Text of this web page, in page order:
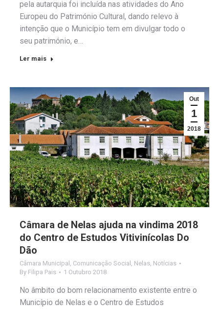
pela autarquia foi incluída nas atividades do Ano
Europeu do Património Cultural, dando relevo à
intenção que o Município tem em divulgar todo o
seu património, e…
Ler mais
Out
1
2018
Câmara de Nelas ajuda na vindima 2018
do Centro de Estudos Vitivinícolas Do
Dão
Câmara Municipal Comunicação Social Nelas Notícias
By Filipa Pais 1 Outubro 2018
No âmbito do bom relacionamento existente entre o
Município de Nelas e o Centro de Estudos